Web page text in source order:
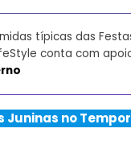
típicas das
conta com
Juninas no